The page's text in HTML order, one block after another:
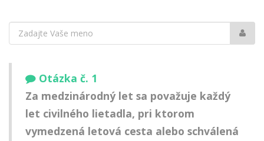
Vaše
meno:
Otázka č. 1
Za medzinárodný let sa považuje každý
let civilného lietadla, pri ktorom
vymedzená letová cesta alebo schválená